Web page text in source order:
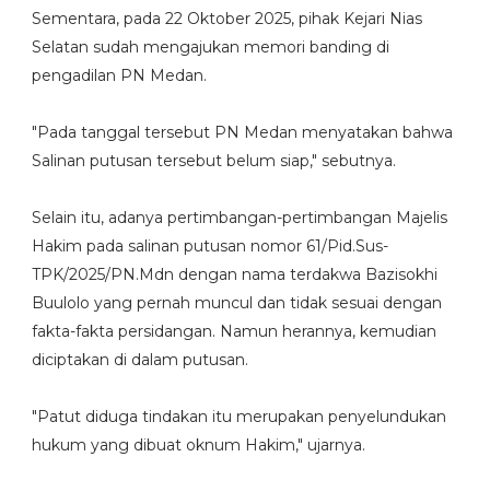
Sementara, pada 22 Oktober 2025, pihak Kejari Nias
Selatan sudah mengajukan memori banding di
pengadilan PN Medan.
"Pada tanggal tersebut PN Medan menyatakan bahwa
Salinan putusan tersebut belum siap," sebutnya.
Selain itu, adanya pertimbangan-pertimbangan Majelis
Hakim pada salinan putusan nomor 61/Pid.Sus-
TPK/2025/PN.Mdn dengan nama terdakwa Bazisokhi
Buulolo yang pernah muncul dan tidak sesuai dengan
fakta-fakta persidangan. Namun herannya, kemudian
diciptakan di dalam putusan.
"Patut diduga tindakan itu merupakan penyelundukan
hukum yang dibuat oknum Hakim," ujarnya.